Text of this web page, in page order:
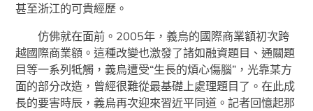
甚至浙江的可貴經歷。
仿佛就在面前。2005年，義烏的國際商業額初次跨
越國際商業額。這種改變也激發了諸如融資題目、通關題
目等一系列牴觸，義烏遭受“生長的煩心傷腦”，光靠某方
面的部分改造，曾經很難從最基礎上處理題目了。在此成
長的要害時辰，義烏再次迎來習近平同道。記者回憶起那